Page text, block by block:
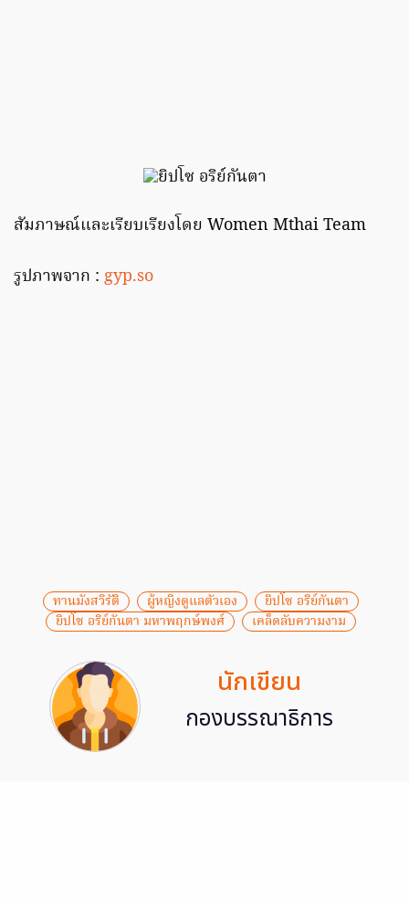
สัมภาษณ์และเรียบเรียงโดย Women Mthai Team
รูปภาพจาก : gyp.so
ทานมังสวิรัติ ผู้หญิงดูแลตัวเอง
ยิปโซ อริย์กันตา
ยิปโซ อริย์กันตา มหาพฤกษ์พงศ์
เคล็ดลับความงาม
นักเขียน
กองบรรณาธิการ